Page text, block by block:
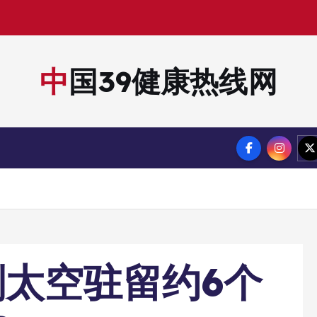
中国39健康热线网
空驻留约6个